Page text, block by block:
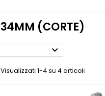
34MM (CORTE)

Visualizzati 1-4 su 4 articoli